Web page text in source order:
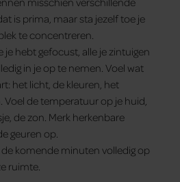
is prima, maar sta jezelf toe je
te concentreren.
je hebt gefocust, alle je zintuigen
in je op te nemen. Voel wat
het licht, de kleuren, het
Voel de temperatuur op je huid,
de zon. Merk herkenbare
geuren op.
komende minuten volledig op
ruimte.